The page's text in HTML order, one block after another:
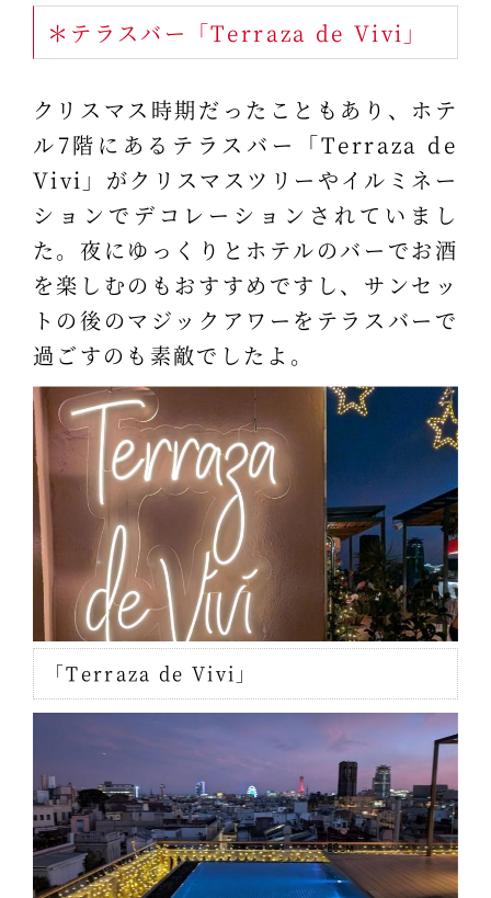
＊テラスバー「Terraza de Vivi」
クリスマス時期だったこともあり、ホテ
ル7階にあるテラスバー「Terraza de
Vivi」がクリスマスツリーやイルミネー
ションでデコレーションされていまし
た。夜にゆっくりとホテルのバーでお酒
を楽しむのもおすすめですし、サンセッ
トの後のマジックアワーをテラスバーで
過ごすのも素敵でしたよ。
「Terraza de Vivi」